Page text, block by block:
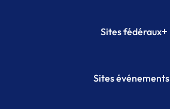
Sites fédéraux+
Plateforme
Sites événements